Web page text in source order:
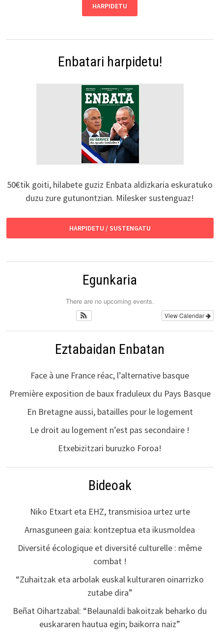
Enbatari harpidetu!
50€tik goiti, hilabete guziz Enbata aldizkaria eskuratuko
duzu zure gutunontzian. Milesker sustenguaz!
HARPIDETU / SUSTENGATU
Egunkaria
There are no upcoming events.
View Calendar
Eztabaidan Enbatan
Face à une France réac, l’alternative basque
Première exposition de baux fraduleux du Pays Basque
En Bretagne aussi, batailles pour le logement
Le droit au logement n’est pas secondaire !
Etxebizitzari buruzko Foroa!
Bideoak
Niko Etxart eta EHZ, transmisioa urtez urte
Arnasguneen gaia: kontzeptua eta ikusmoldea
Diversité écologique et diversité culturelle : même
combat !
“Zuhaitzak eta arbolak euskal kulturaren oinarrizko
zutabe dira”
Beñat Oihartzabal: “Belaunaldi bakoitzak beharko du
euskararen hautua egin; baikorra naiz”